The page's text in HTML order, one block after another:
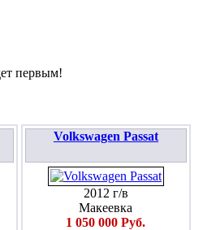
первым!
Volkswagen Passat
2012 г/в
Макеевка
1 050 000 Руб.